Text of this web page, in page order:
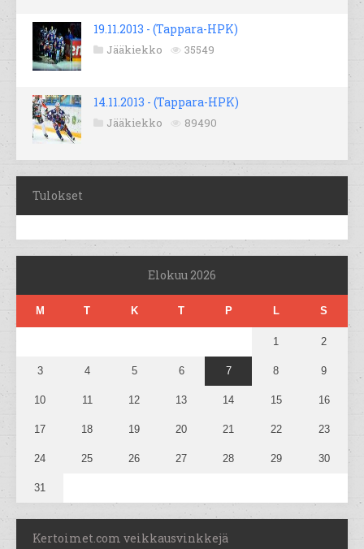
19.11.2013 - (Tappara-HPK)
Jääkiekko 35549
14.11.2013 - (Tappara-HPK)
Jääkiekko 89490
Tulokset
Elokuu 2026
M T K T P L S
1 2
3 4 5 6 7 8 9
10 11 12 13 14 15 16
17 18 19 20 21 22 23
24 25 26 27 28 29 30
31
Kertoimet.com veikkausvinkkejä